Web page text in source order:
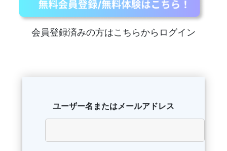
会員登録済みの方はこちらからログイン
ユーザー名またはメールアドレス